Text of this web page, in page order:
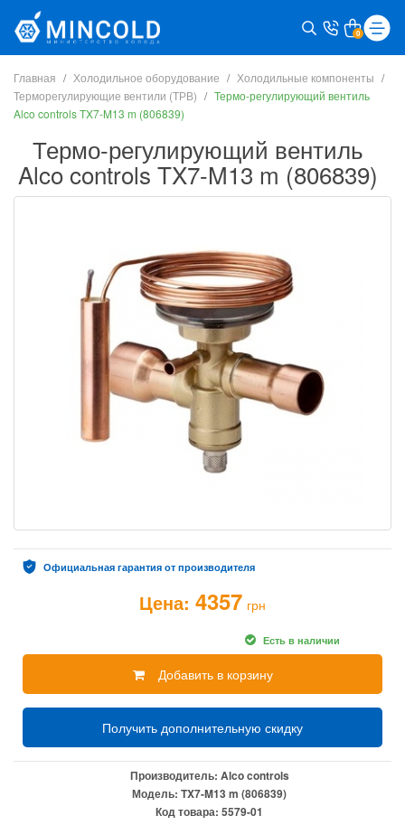
0
Главная Холодильное оборудование
Холодильные компоненты
Терморегулирующие вентили (ТРВ)
Термо-регулирующий вентиль
Alco controls TX7-M13 m (806839)
Термо-регулирующий вентиль
Alco controls TX7-M13 m (806839)
Официальная гарантия от производителя
Цена: 4357 грн
Есть в наличии
Добавить в корзину
Получить дополнительную скидку
Производитель: Alco controls
Модель: TX7-M13 m (806839)
Код товара: 5579-01